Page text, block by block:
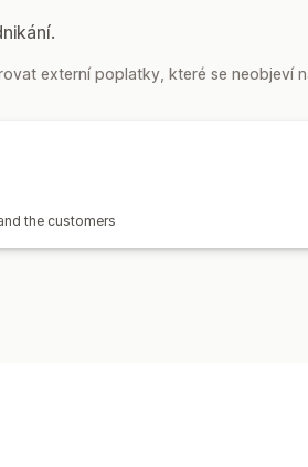
externí poplatky, které se neobjeví
the customers